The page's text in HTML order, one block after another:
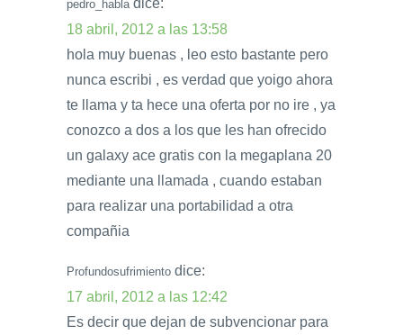
pedro_habla
18 abril, 2012 a las 13:58
hola muy buenas , leo esto bastante pero
nunca escribi , es verdad que yoigo ahora
te llama y ta hece una oferta por no ire , ya
conozco a dos a los que les han ofrecido
un galaxy ace gratis con la megaplana 20
mediante una llamada , cuando estaban
para realizar una portabilidad a otra
compañia
Profundosufrimiento dice:
17 abril, 2012 a las 12:42
Es decir que dejan de subvencionar para